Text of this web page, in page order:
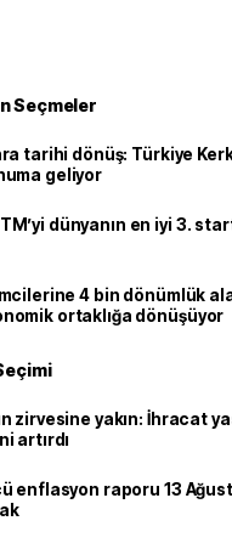
Seçmeler
tarihi dönüş: Türkiye
geliyor
dünyanın en iyi 3.
4 bin dönümlük
ortaklığa dönüşüyor
zirvesine yakın: İhracat
artırdı
enflasyon raporu 13